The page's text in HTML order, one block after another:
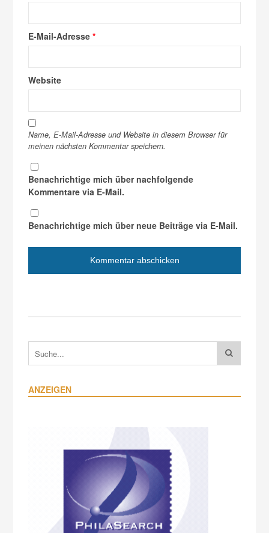
E-Mail-Adresse*
Website
Name, E-Mail-Adresse und Website in diesem Browser für
meinen nächsten Kommentar speichern.
Benachrichtige mich über nachfolgende
Kommentare via E-Mail.
Benachrichtige mich über neue Beiträge via E-Mail.
ANZEIGEN